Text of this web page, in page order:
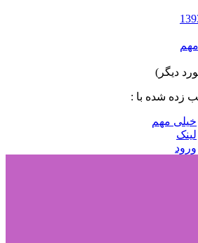
زده شده با :
خیلی مهم
لینک
ورود